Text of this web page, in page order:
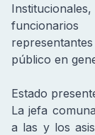
público en
Estado
La jefa
a las y los